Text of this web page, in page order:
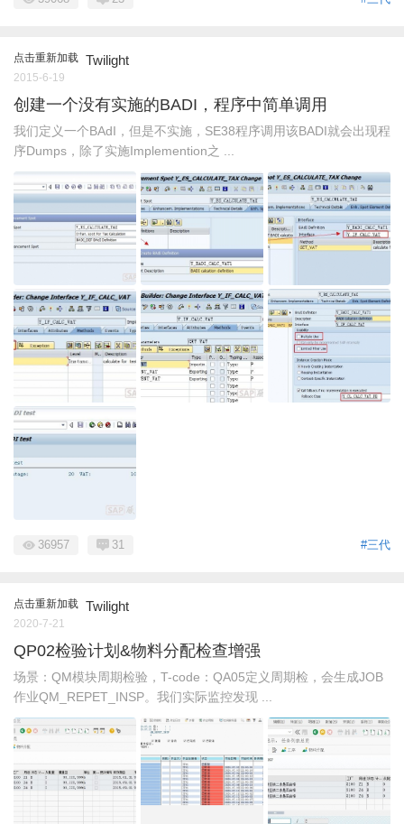
点击重新加载 Twilight
2015-6-19
创建一个没有实施的BADI，程序中简单调用
我们定义一个BAdI，但是不实施，SE38程序调用该BADI就会出现程
序Dumps，除了实施Implemention之 ...
#三代
36957 31
点击重新加载 Twilight
2020-7-21
QP02检验计划&物料分配检查增强
场景：QM模块周期检验，T-code：QA05定义周期检，会生成JOB
作业QM_REPET_INSP。我们实际监控发现 ...